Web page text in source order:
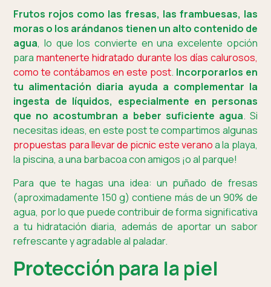
Frutos rojos como las fresas, las frambuesas, las
moras o los arándanos tienen un alto contenido de
agua, lo que los convierte en una excelente opción
paramantenerte hidratado durante los días calurosos,
como te contábamos en este post. Incorporarlos en
tu alimentación diaria ayuda a complementar la
ingesta de líquidos, especialmente en personas
que no acostumbran a beber suficiente agua. Si
necesitas ideas, en este post te compartimos algunas
propuestas para llevar de picnic este veranoa la playa,
la piscina, a una barbacoa con amigos ¡o al parque!
Para que te hagas una idea: un puñado de fresas
(aproximadamente 150 g) contiene más de un 90% de
agua, por lo que puede contribuir de forma significativa
a tu hidratación diaria, además de aportar un sabor
refrescante y agradable al paladar.
Protección para la piel